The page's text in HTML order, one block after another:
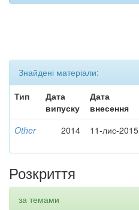
Знайдені матеріали:
Тип
Дата
випуску
Дата
внесення
Other 2014 11-лис-2015
Розкриття
за темами